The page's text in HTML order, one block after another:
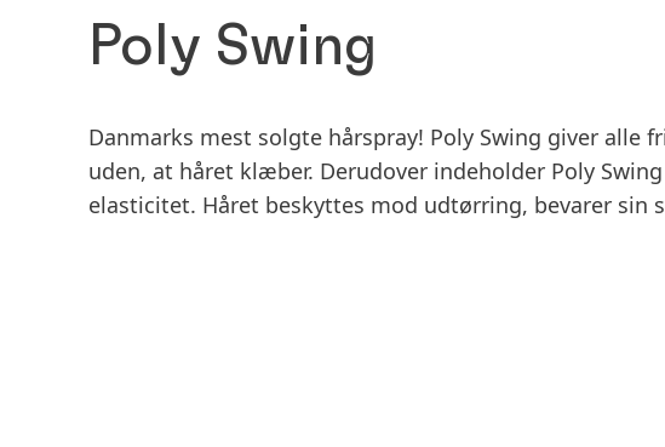
Poly Swing
Danmarks mest solgte hårspray! Poly Swing giver alle
uden, at håret klæber. Derudover indeholder Poly
elasticitet. Håret beskyttes mod udtørring, bevarer sin